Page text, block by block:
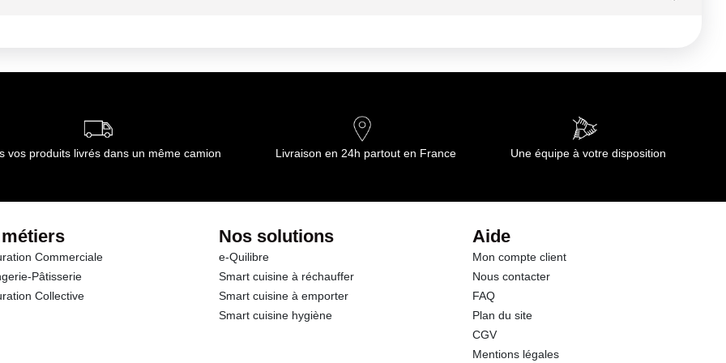
de Transgourmet Opérations
de Transgourmet Opérations
vos produits livrés dans un même camion Livraison en 24h partout en France Une équipe à votre disposition
Commerciale
Pâtisserie
Collective
Nos solutions
e-Quilibre
Smart cuisine à réchauffer
Smart cuisine à emporter
Smart cuisine hygiène
Aide
Mon compte client
Nous contacter
FAQ
Plan du site
CGV
Mentions légales